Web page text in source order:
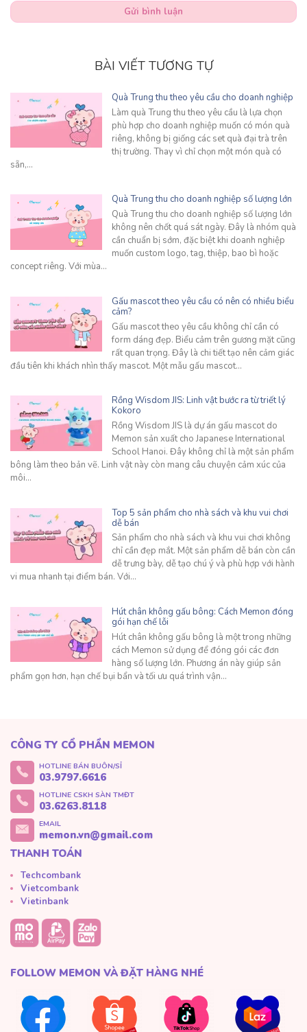
Gửi bình luận
BÀI VIẾT TƯƠNG TỰ
Quà Trung thu theo yêu cầu cho doanh nghiệp
Làm quà Trung thu theo yêu cầu là lựa chọn
phù hợp cho doanh nghiệp muốn có món quà
riêng, không bị giống các set quà đại trà trên
thị trường. Thay vì chỉ chọn một món quà có
sẵn,…
Quà Trung thu cho doanh nghiệp số lượng lớn
Quà Trung thu cho doanh nghiệp số lượng lớn
không nên chốt quá sát ngày. Đây là nhóm quà
cần chuẩn bị sớm, đặc biệt khi doanh nghiệp
muốn custom logo, tag, thiệp, bao bì hoặc
concept riêng. Với mùa…
Gấu mascot theo yêu cầu có nên có nhiều biểu
cảm?
Gấu mascot theo yêu cầu không chỉ cần có
form dáng đẹp. Biểu cảm trên gương mặt cũng
rất quan trọng. Đây là chi tiết tạo nên cảm giác
đầu tiên khi khách nhìn thấy mascot. Một mẫu gấu mascot…
Rồng Wisdom JIS: Linh vật bước ra từ triết lý
Kokoro
Rồng Wisdom JIS là dự án gấu mascot do
Memon sản xuất cho Japanese International
School Hanoi. Đây không chỉ là một sản phẩm
bông làm theo bản vẽ. Linh vật này còn mang câu chuyện cảm xúc của
môi…
Top 5 sản phẩm cho nhà sách và khu vui chơi
dễ bán
Sản phẩm cho nhà sách và khu vui chơi không
chỉ cần đẹp mắt. Một sản phẩm dễ bán còn cần
dễ trưng bày, dễ tạo chú ý và phù hợp với hành
vi mua nhanh tại điểm bán. Với…
Hút chân không gấu bông: Cách Memon đóng
gói hạn chế lỗi
Hút chân không gấu bông là một trong những
cách Memon sử dụng để đóng gói các đơn
hàng số lượng lớn. Phương án này giúp sản
phẩm gọn hơn, hạn chế bụi bẩn và tối ưu quá trình vận…
CÔNG TY CỔ PHẦN MEMON
HOTLINE BÁN BUÔN/SỈ
03.9797.6616
HOTLINE CSKH SÀN TMĐT
03.6263.8118
EMAIL
memon.vn@gmail.com
THANH TOÁN
Techcombank
Vietcombank
Vietinbank
FOLLOW MEMON VÀ ĐẶT HÀNG NHÉ